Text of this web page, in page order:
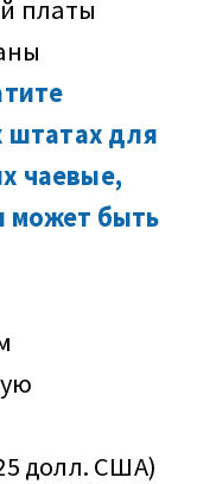
платы
штатах для
чаевые,
может быть
долл. США)